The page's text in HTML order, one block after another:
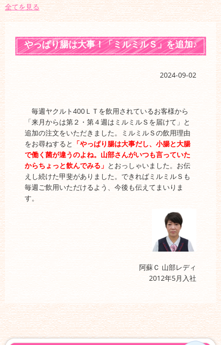
全てを見る
やっぱり腸は大事！「ミルミルＳ」を追加♪
2024-09-02
毎週ヤクルト400ＬＴを飲用されているお客様から
「来月からは第２・第４週はミルミルＳを届けて」と
追加の注文をいただきました。ミルミルＳの飲用理由
をお尋ねすると 「やっぱり腸は大事だし、小腸と大腸
で働く菌が違うのよね。山部さんがいつも言っていた
からちょっと飲んでみる」 とおっしゃいました。お伝
えし続けた甲斐がありました。できればミルミルＳも
毎週ご飲用いただけるよう、今後も伝えてまいりま
す。
阿蘇Ｃ 山部レディ
2012年5月入社